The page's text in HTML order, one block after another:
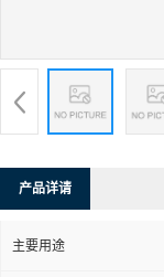
产品详请
主要用途